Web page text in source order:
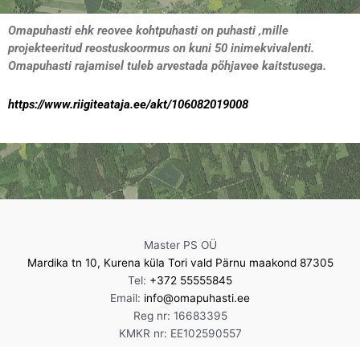
Omapuhasti ehk reovee kohtpuhasti on puhasti ,mille
projekteeritud reostuskoormus on kuni 50 inimekvivalenti.
Omapuhasti rajamisel tuleb arvestada põhjavee kaitstusega.
https://www.riigiteataja.ee/akt/106082019008
Master PS OÜ
Mardika tn 10, Kurena küla Tori vald Pärnu maakond 87305
Tel: +372 55555845
Email: info@omapuhasti.ee
Reg nr: 16683395
KMKR nr: EE102590557